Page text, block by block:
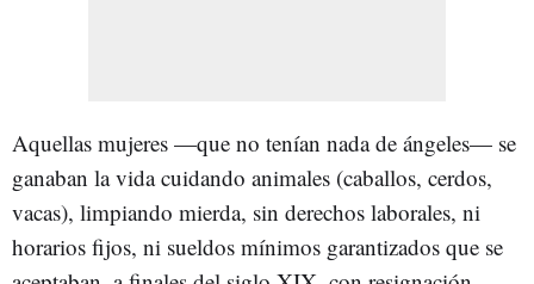
Aquellas mujeres —que no tenían nada de ángeles— se
ganaban la vida cuidando animales (caballos, cerdos,
vacas), limpiando mierda, sin derechos laborales, ni
horarios fijos, ni sueldos mínimos garantizados que se